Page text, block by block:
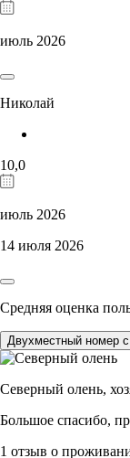
июль 2026
Николай
10,0
июль 2026
14 июля 2026
Средняя оценка
Двухместный номер
Северный олень,
Большое спасибо,
1 отзыв о